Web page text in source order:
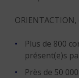
ORIENTACTION,
Plus de 800
présent(e)s
Près de 50